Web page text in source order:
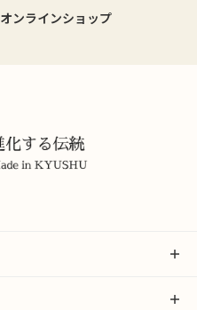
オンラインショップ